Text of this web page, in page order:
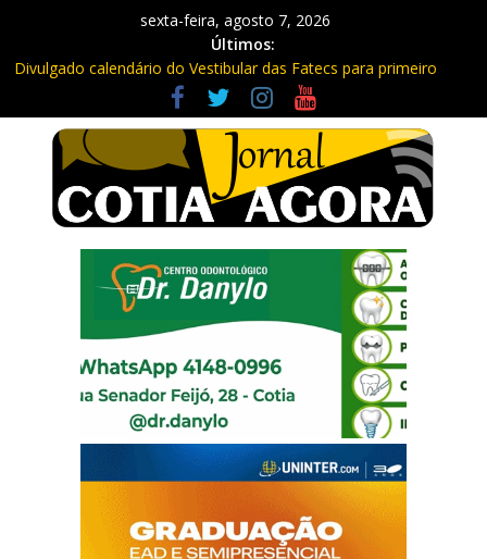
sexta-feira, agosto 7, 2026
Últimos:
Divulgado calendário do Vestibular das Fatecs para primeiro
Mapa da Desigualdade da Grande SP: Vargem Grande Paulista
em boa posição. Cotia entre as últimas do ranking
Morador denuncia furto de cabos em postes na Estrada da
Roselândia
Itapevi: Em duas ocorrências, PM recupera carga roubada,
Sebrae promove curso de compras públicas em Vargem Grande